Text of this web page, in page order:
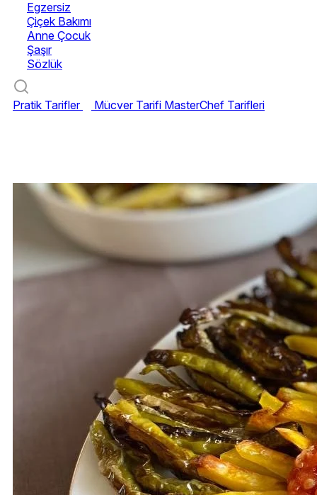
Egzersiz
Çiçek Bakımı
Anne Çocuk
Şaşır
Sözlük
Pratik Tarifler Mücver Tarifi MasterChef Tarifleri